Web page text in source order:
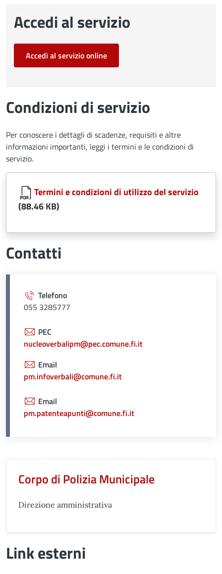
Accedi al servizio
Accedi al servizio online
Condizioni di servizio
Per conoscere i dettagli di scadenze, requisiti e altre
informazioni importanti, leggi i termini e le condizioni di
servizio.
Document
Termini e condizioni di utilizzo del servizio
(88.46 KB)
Contatti
Telefono
055 3285777
PEC
nucleoverbalipm@pec.comune.fi.it
Email
pm.infoverbali@comune.fi.it
Email
pm.patenteapunti@comune.fi.it
Corpo di Polizia Municipale
Direzione amministrativa
Link esterni